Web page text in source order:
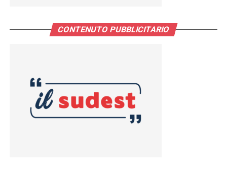
CONTENUTO PUBBLICITARIO